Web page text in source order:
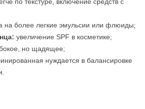
на более легкие эмульсии или флюиды;
увеличение SPF в косметике;
но щадящее;
нуждается в балансировке